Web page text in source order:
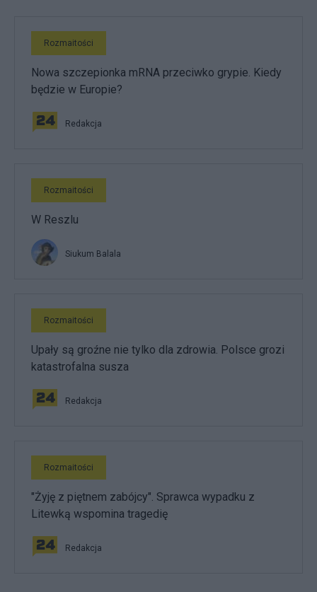
Rozmaitości
Nowa szczepionka mRNA przeciwko grypie. Kiedy
będzie w Europie?
Redakcja
Rozmaitości
W Reszlu
Siukum Balala
Rozmaitości
Upały są groźne nie tylko dla zdrowia. Polsce grozi
katastrofalna susza
Redakcja
Rozmaitości
"Żyję z piętnem zabójcy". Sprawca wypadku z
Litewką wspomina tragedię
Redakcja